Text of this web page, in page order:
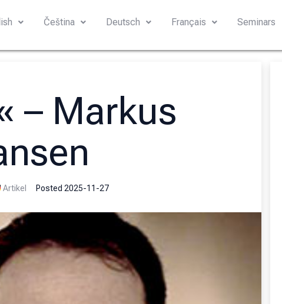
Čeština Deutsch Français Seminars
– Markus
Artikel Posted 2025-11-27